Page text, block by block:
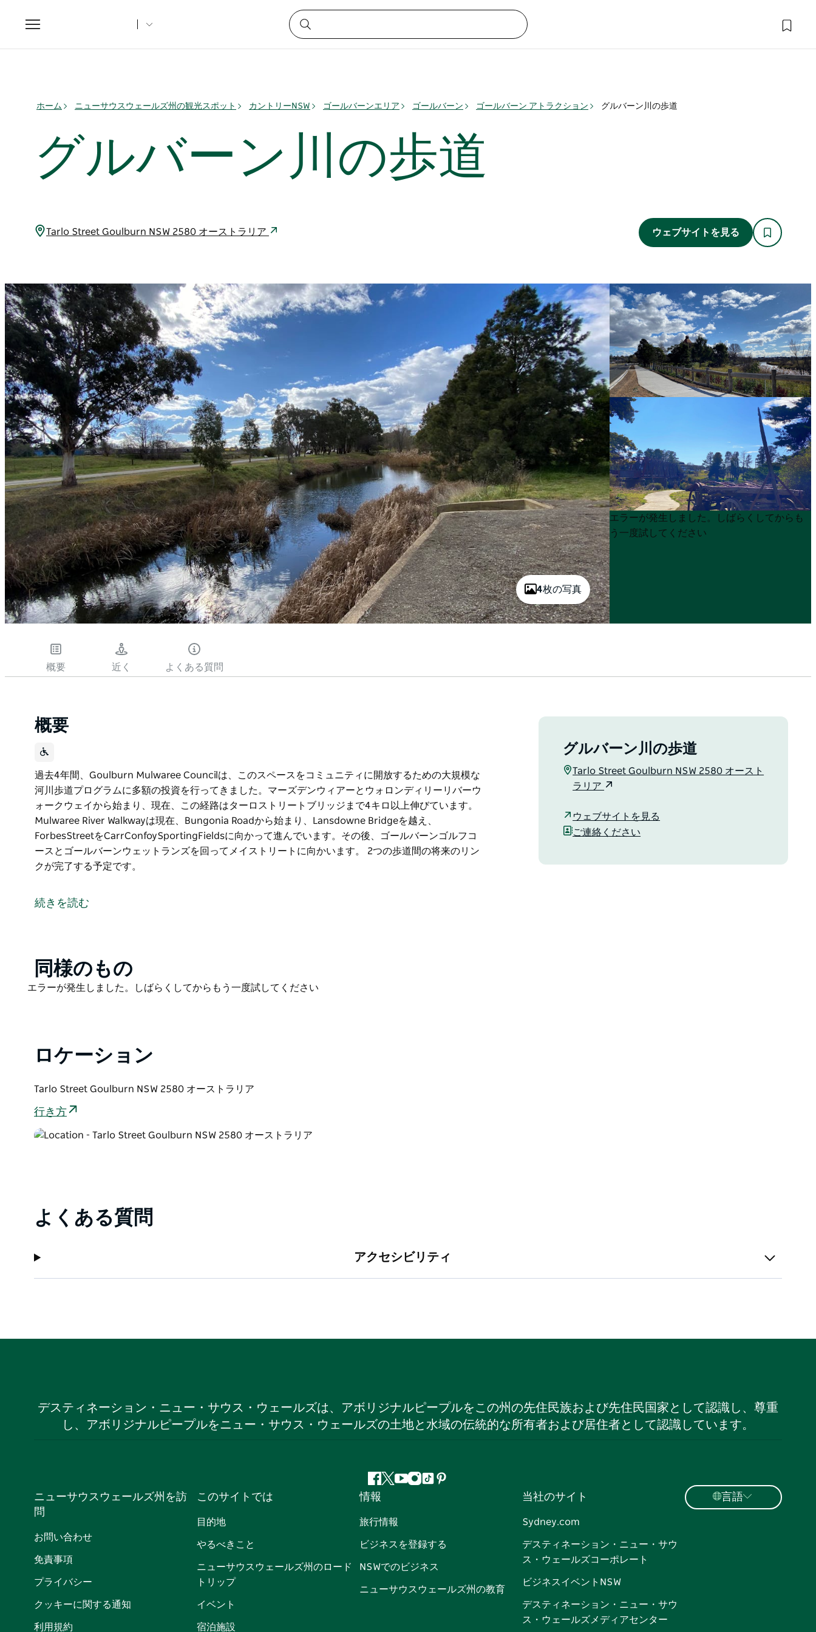
Toggle
navigation
ホーム ニューサウスウェールズ州の観光スポット カントリーNSW ゴールバーンエリア ゴールバーン ゴールバーン アトラクション グルバーン川の歩道
グルバーン川の歩道
Tarlo Street Goulburn NSW 2580 オーストラリア ウェブサイトを見る
4枚の写真
Product
List
Product
List
エラーが発生しました。しばらくしてからも
う一度試してください
概要 近く よくある質問
概要
過去4年間、Goulburn Mulwaree Councilは、このスペースをコミュニティに開放するための大規模な
河川歩道プログラムに多額の投資を行ってきました。マーズデンウィアーとウォロンディリーリバーウ
ォークウェイから始まり、現在、この経路はターロストリートブリッジまで4キロ以上伸びています。
Mulwaree River Walkwayは現在、Bungonia Roadから始まり、Lansdowne Bridgeを越え、
ForbesStreetをCarrConfoySportingFieldsに向かって進んでいます。その後、ゴールバーンゴルフコ
ースとゴールバーンウェットランズを回ってメイストリートに向かいます。 2つの歩道間の将来のリン
クが完了する予定です。
河川歩道プログラムに多額の投資を行ってきました。マーズデンウィアーとウォロンディリーリバーウ
ォークウェイから始まり、現在、この経路はターロストリートブリッジまで4キロ以上伸びています。
ースとゴールバーンウェットランズを回ってメイストリートに向かいます。 2つの歩道間の将来のリン
クが完了する予定です。
続きを読む
グルバーン川の歩道
Tarlo Street Goulburn NSW 2580 オースト
ラリア
ウェブサイトを見る
ご連絡ください
Product
List
同様のもの
Product
エラーが発生しました。しばらくしてからもう一度試してください
ロケーション
Tarlo Street Goulburn NSW 2580 オーストラリア
行き方
よくある質問
アクセシビリティ
デスティネーション・ニュー・サウス・ウェールズは、アボリジナルピープルをこの州の先住民族および先住民国家として認識し、尊重
し、アボリジナルピープルをニュー・サウス・ウェールズの土地と水域の伝統的な所有者および居住者として認識しています。
フ
ェ
イ
ブ
ッ
ツ
ッ
ー
ユ
ー
ブ
イ
グ
ラ
テ
ト
ピ
ス
ニューサウスウェールズ州を訪
問
お問い合わせ
免責事項
プライバシー
クッキーに関する通知
利用規約
このサイトでは
目的地
やるべきこと
ニューサウスウェールズ州のロード
トリップ
イベント
宿泊施設
情報
旅行情報
ビジネスを登録する
NSWでのビジネス
ニューサウスウェールズ州の教育
当社のサイト
Sydney.com
デスティネーション・ニュー・サウ
ス・ウェールズコーポレート
ビジネスイベントNSW
デスティネーション・ニュー・サウ
ス・ウェールズメディアセンター
言語